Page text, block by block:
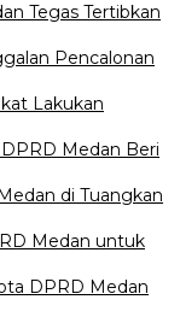
Tegas Tertibkan
Pencalonan
Lakukan
Medan Beri
di Tuangkan
Medan untuk
DPRD Medan